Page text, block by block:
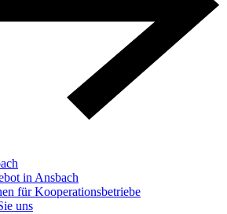
in Ansbach
für Kooperationsbetriebe
uns